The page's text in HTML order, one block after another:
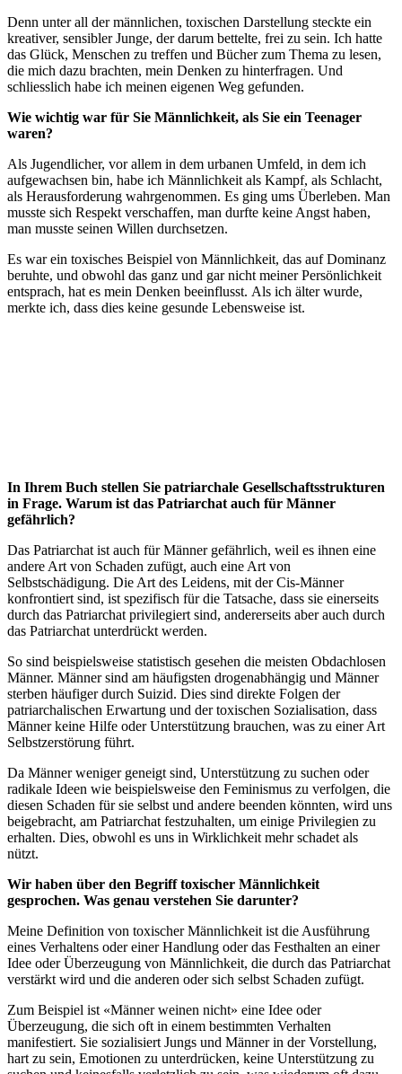
Denn unter all der männlichen, toxischen Darstellung steckte ein
kreativer, sensibler Junge, der darum bettelte, frei zu sein. Ich hatte
das Glück, Menschen zu treffen und Bücher zum Thema zu lesen,
die mich dazu brachten, mein Denken zu hinterfragen. Und
schliesslich habe ich meinen eigenen Weg gefunden.
Wie wichtig war für Sie Männlichkeit, als Sie ein Teenager
waren?
Als Jugendlicher, vor allem in dem urbanen Umfeld, in dem ich
aufgewachsen bin, habe ich Männlichkeit als Kampf, als Schlacht,
als Herausforderung wahrgenommen. Es ging ums Überleben. Man
musste sich Respekt verschaffen, man durfte keine Angst haben,
man musste seinen Willen durchsetzen.
Es war ein toxisches Beispiel von Männlichkeit, das auf Dominanz
beruhte, und obwohl das ganz und gar nicht meiner Persönlichkeit
entsprach, hat es mein Denken beeinflusst. Als ich älter wurde,
merkte ich, dass dies keine gesunde Lebensweise ist.
In Ihrem Buch stellen Sie patriarchale Gesellschaftsstrukturen
in Frage. Warum ist das Patriarchat auch für Männer
gefährlich?
Das Patriarchat ist auch für Männer gefährlich, weil es ihnen eine
andere Art von Schaden zufügt, auch eine Art von
Selbstschädigung. Die Art des Leidens, mit der Cis-Männer
konfrontiert sind, ist spezifisch für die Tatsache, dass sie einerseits
durch das Patriarchat privilegiert sind, andererseits aber auch durch
das Patriarchat unterdrückt werden.
So sind beispielsweise statistisch gesehen die meisten Obdachlosen
Männer. Männer sind am häufigsten drogenabhängig und Männer
sterben häufiger durch Suizid. Dies sind direkte Folgen der
patriarchalischen Erwartung und der toxischen Sozialisation, dass
Männer keine Hilfe oder Unterstützung brauchen, was zu einer Art
Selbstzerstörung führt.
Da Männer weniger geneigt sind, Unterstützung zu suchen oder
radikale Ideen wie beispielsweise den Feminismus zu verfolgen, die
diesen Schaden für sie selbst und andere beenden könnten, wird uns
beigebracht, am Patriarchat festzuhalten, um einige Privilegien zu
erhalten. Dies, obwohl es uns in Wirklichkeit mehr schadet als
nützt.
Wir haben über den Begriff toxischer Männlichkeit
gesprochen. Was genau verstehen Sie darunter?
Meine Definition von toxischer Männlichkeit ist die Ausführung
eines Verhaltens oder einer Handlung oder das Festhalten an einer
Idee oder Überzeugung von Männlichkeit, die durch das Patriarchat
verstärkt wird und die anderen oder sich selbst Schaden zufügt.
Zum Beispiel ist «Männer weinen nicht» eine Idee oder
Überzeugung, die sich oft in einem bestimmten Verhalten
manifestiert. Sie sozialisiert Jungs und Männer in der Vorstellung,
hart zu sein, Emotionen zu unterdrücken, keine Unterstützung zu